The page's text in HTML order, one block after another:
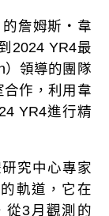
的詹姆斯‧韋
2024 YR4最
）領導的團隊
作，利用韋
YR4進行精
究中心專家
軌道，它在
從3月觀測的